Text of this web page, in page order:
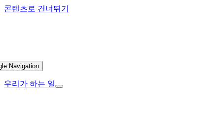
콘텐츠로 건너뛰기
Navigation
우리가 하는 일